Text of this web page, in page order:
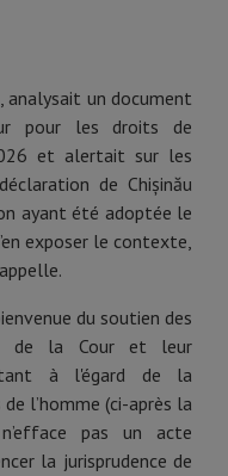
, analysait un document
pour les droits de
et alertait sur les
de Chișinău
ayant été adoptée le
exposer le contexte,
du soutien des
de la Cour et leur
à l'égard de la
l’homme (ci-après la
pas un acte
la jurisprudence de